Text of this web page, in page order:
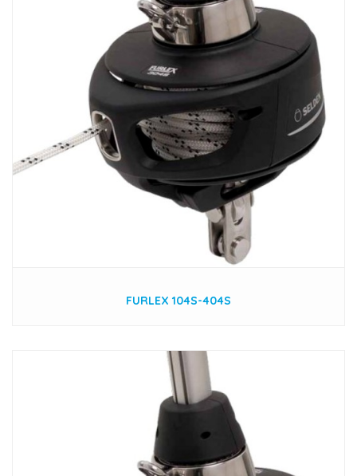
FURLEX 104S-404S